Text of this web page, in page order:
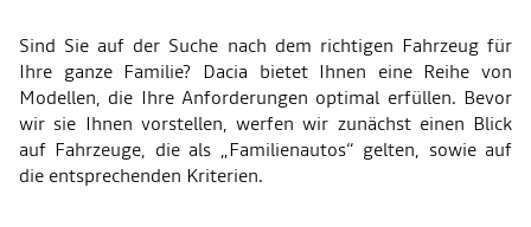
Sind Sie auf der Suche nach dem richtigen Fahrzeug für
Ihre ganze Familie? Dacia bietet Ihnen eine Reihe von
Modellen, die Ihre Anforderungen optimal erfüllen. Bevor
wir sie Ihnen vorstellen, werfen wir zunächst einen Blick
auf Fahrzeuge, die als „Familienautos“ gelten, sowie auf
die entsprechenden Kriterien.